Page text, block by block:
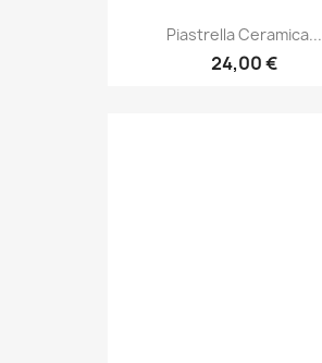
Piastrella Ceramica...
24,00 €